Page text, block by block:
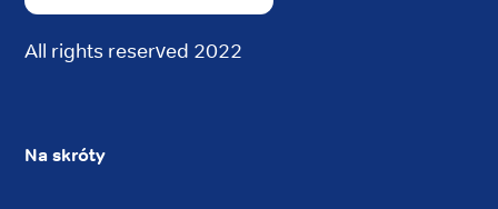
All rights reserved 2022
Na skróty